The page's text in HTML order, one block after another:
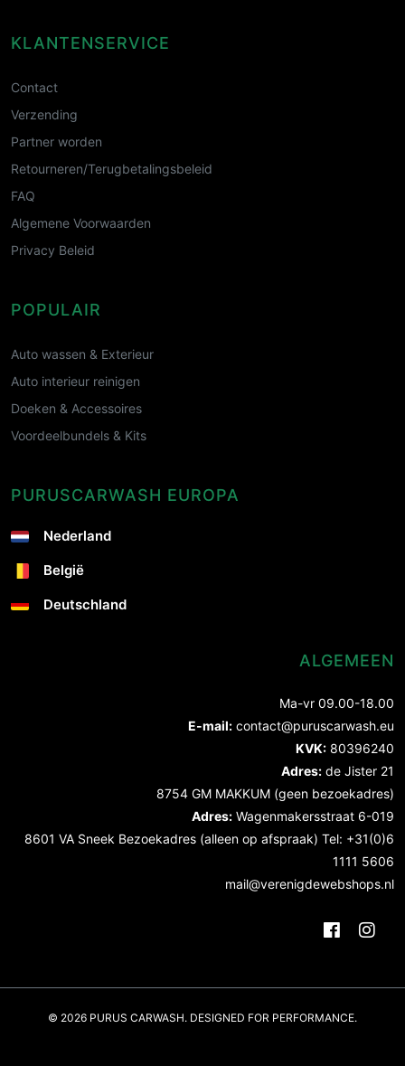
KLANTENSERVICE
Contact
Verzending
Partner worden
Retourneren/Terugbetalingsbeleid
FAQ
Algemene Voorwaarden
Privacy Beleid
POPULAIR
Auto wassen & Exterieur
Auto interieur reinigen
Doeken & Accessoires
Voordeelbundels & Kits
PURUSCARWASH EUROPA
Nederland
België
Deutschland
ALGEMEEN
Ma-vr 09.00-18.00
E-mail: contact@puruscarwash.eu
KVK: 80396240
Adres: de Jister 21
8754 GM MAKKUM (geen bezoekadres)
Adres: Wagenmakersstraat 6-019
8601 VA Sneek Bezoekadres (alleen op afspraak) Tel: +31(0)6
1111 5606
mail@verenigdewebshops.nl
© 2026 PURUS CARWASH. DESIGNED FOR PERFORMANCE.